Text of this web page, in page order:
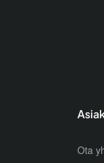
Ota